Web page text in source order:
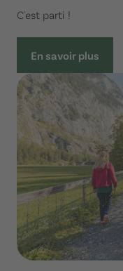
C'est parti !
En savoir plus